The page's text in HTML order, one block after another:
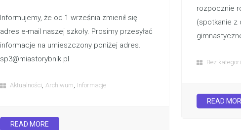
Informujemy, że od 1 września zmienił się
adres e-mail naszej szkoły. Prosimy przesyłać
informacje na umieszczony poniżej adres.
sp3@miastorybnik.pl
Aktualności, Archiwum, Informacje
READ MORE
rozpocznie
(spotkanie z
Bez
READ